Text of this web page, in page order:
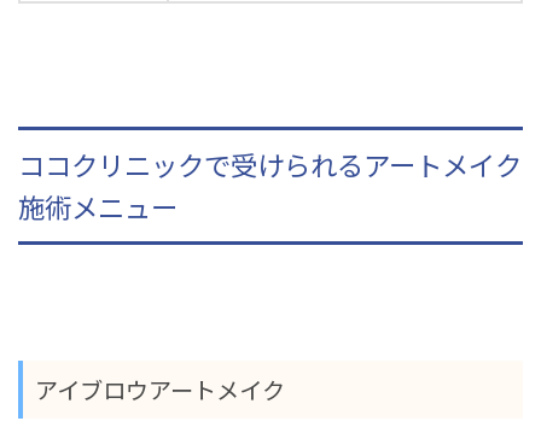
ココクリニックで受けられるアートメイク
施術メニュー
アイブロウアートメイク